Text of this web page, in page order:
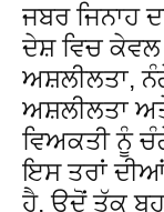
ਜਬਰ ਜਿਨਾਹ
ਦੇਸ਼ ਵਿਚ ਕੇਵਲ
ਅਸ਼ਲੀਲਤਾ,
ਅਸ਼ਲੀਲਤਾ
ਵਿਅਕਤੀ ਨੂੰ
ਇਸ ਤਰਾਂ ਦੀਆਂ
ਹੈ, ਉਦੋਂ ਤੱਕ